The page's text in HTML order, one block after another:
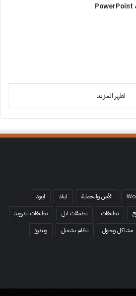
موقع بوربوينت بالعربي قوالب PowerPoint
اظهر المزيد
الأمن والحماية ايباد
ايبود
تطبيقات تطبيقات ابل
تطبيقات اندرويد
مشاكل وحلول نظام تشغيل ويندوز